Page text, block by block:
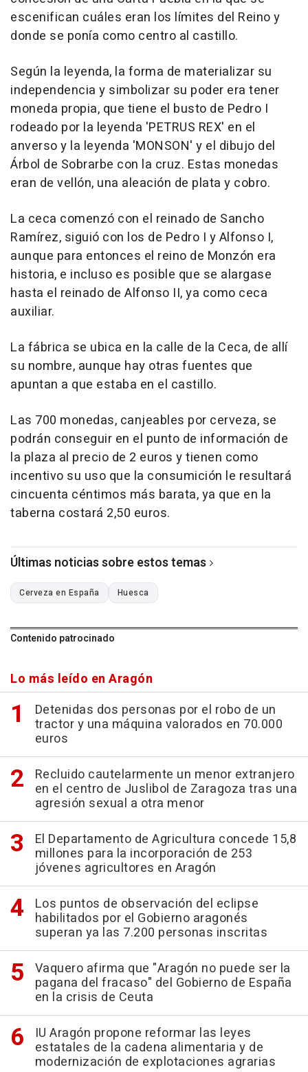
escenifican cuáles eran los límites del Reino y
donde se ponía como centro al castillo.
Según la leyenda, la forma de materializar su
independencia y simbolizar su poder era tener
moneda propia, que tiene el busto de Pedro I
rodeado por la leyenda 'PETRUS REX' en el
anverso y la leyenda 'MONSON' y el dibujo del
Árbol de Sobrarbe con la cruz. Estas monedas
eran de vellón, una aleación de plata y cobro.
La ceca comenzó con el reinado de Sancho
Ramírez, siguió con los de Pedro I y Alfonso I,
aunque para entonces el reino de Monzón era
historia, e incluso es posible que se alargase
hasta el reinado de Alfonso II, ya como ceca
auxiliar.
La fábrica se ubica en la calle de la Ceca, de allí
su nombre, aunque hay otras fuentes que
apuntan a que estaba en el castillo.
Las 700 monedas, canjeables por cerveza, se
podrán conseguir en el punto de información de
la plaza al precio de 2 euros y tienen como
incentivo su uso que la consumición le resultará
cincuenta céntimos más barata, ya que en la
taberna costará 2,50 euros.
Últimas noticias sobre estos temas
Cerveza en España Huesca
Contenido patrocinado
Lo más leído en Aragón
Detenidas dos personas por el robo de un
tractor y una máquina valorados en 70.000
euros
Recluido cautelarmente un menor extranjero
en el centro de Juslibol de Zaragoza tras una
agresión sexual a otra menor
El Departamento de Agricultura concede 15,8
millones para la incorporación de 253
jóvenes agricultores en Aragón
Los puntos de observación del eclipse
habilitados por el Gobierno aragonés
superan ya las 7.200 personas inscritas
Vaquero afirma que "Aragón no puede ser la
pagana del fracaso" del Gobierno de España
en la crisis de Ceuta
IU Aragón propone reformar las leyes
estatales de la cadena alimentaria y de
modernización de explotaciones agrarias